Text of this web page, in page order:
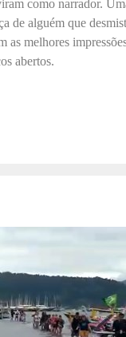
como narrador.
de alguém que
melhores
abertos.